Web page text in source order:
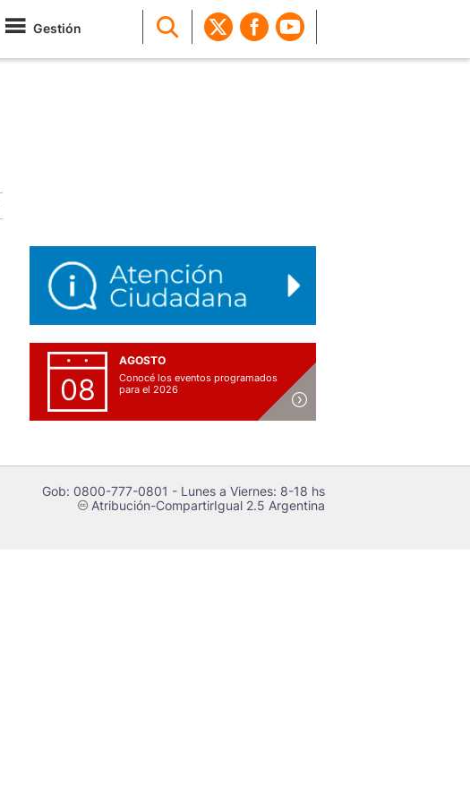
Gestión
08
AGOSTO
Conocé los eventos programados
para el 2026
Gob: 0800-777-0801 - Lunes a Viernes: 8-18 hs
cAtribución-CompartirIgual 2.5 Argentina